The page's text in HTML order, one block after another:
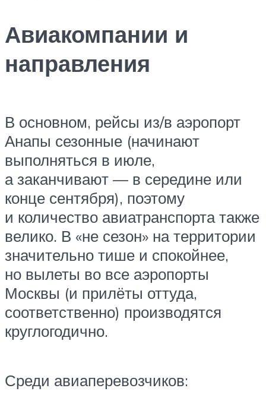
Авиакомпании и
направления
В основном, рейсы из/в аэропорт
Анапы сезонные (начинают
выполняться в июле,
а заканчивают — в середине или
конце сентября), поэтому
и количество авиатранспорта также
велико. В «не сезон» на территории
значительно тише и спокойнее,
но вылеты во все аэропорты
Москвы (и прилёты оттуда,
соответственно) производятся
круглогодично.
Среди авиаперевозчиков: